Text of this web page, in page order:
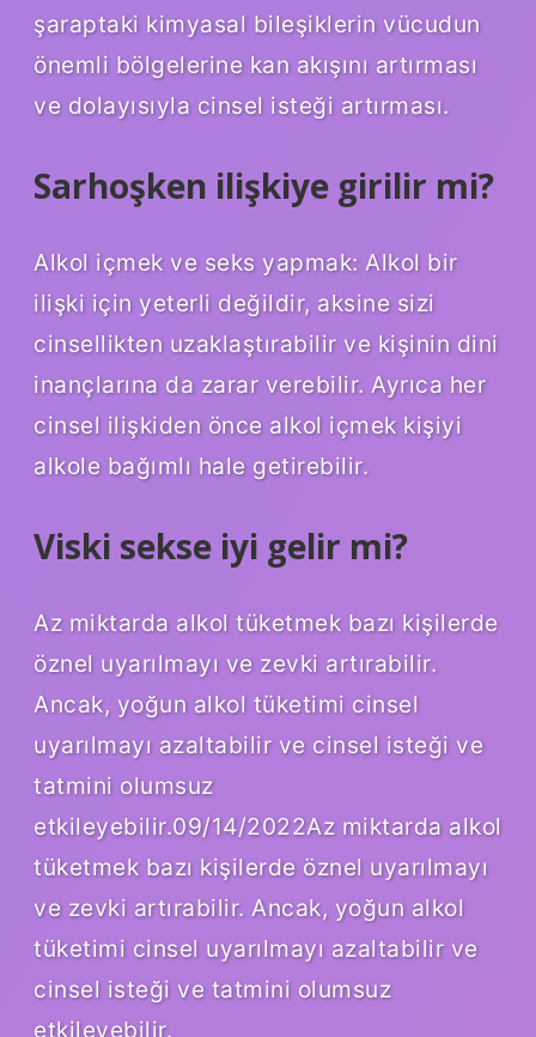
şaraptaki kimyasal bileşiklerin vücudun
önemli bölgelerine kan akışını artırması
ve dolayısıyla cinsel isteği artırması.
Sarhoşken ilişkiye girilir mi?
Alkol içmek ve seks yapmak: Alkol bir
ilişki için yeterli değildir, aksine sizi
cinsellikten uzaklaştırabilir ve kişinin dini
inançlarına da zarar verebilir. Ayrıca her
cinsel ilişkiden önce alkol içmek kişiyi
alkole bağımlı hale getirebilir.
Viski sekse iyi gelir mi?
Az miktarda alkol tüketmek bazı kişilerde
öznel uyarılmayı ve zevki artırabilir.
Ancak, yoğun alkol tüketimi cinsel
uyarılmayı azaltabilir ve cinsel isteği ve
tatmini olumsuz
etkileyebilir.09/14/2022Az miktarda alkol
tüketmek bazı kişilerde öznel uyarılmayı
ve zevki artırabilir. Ancak, yoğun alkol
tüketimi cinsel uyarılmayı azaltabilir ve
cinsel isteği ve tatmini olumsuz
etkileyebilir.